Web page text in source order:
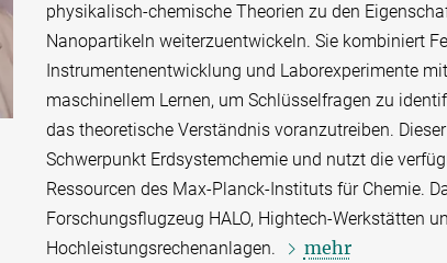
physikalisch-chemische Theorien zu den
Nanopartikeln weiterzuentwickeln.​​ Sie kombiniert
Instrumentenentwicklung und Laborexperimente
maschinellem Lernen, um Schlüsselfragen zu
das theoretische Verständnis voranzutreiben.
Schwerpunkt Erdsystemchemie und nutzt die
Ressourcen des Max-Planck-Instituts für Chemie.
Forschungsflugzeug HALO, Hightech-Werkstätten
Hochleistungsrechenanlagen.
mehr